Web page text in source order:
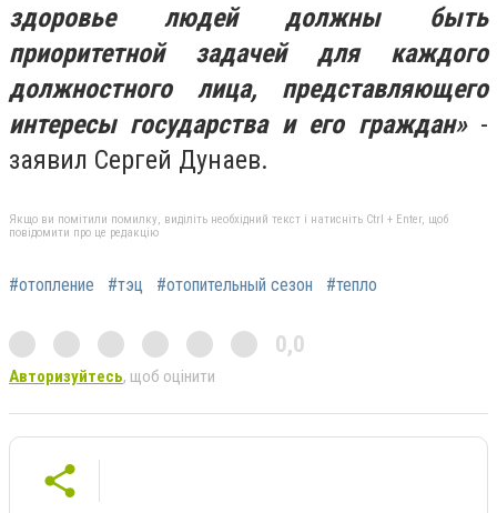
здоровье людей должны быть
приоритетной задачей для каждого
должностного лица, представляющего
интересы государства и его граждан»-
заявил Сергей Дунаев.
Якщо ви помітили помилку, виділіть необхідний текст і натисніть Ctrl + Enter, щоб
повідомити про це редакцію
#отопление #тэц #отопительный сезон #тепло
0,0
Авторизуйтесь, щоб оцінити